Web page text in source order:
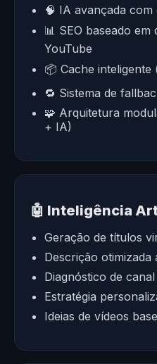
🧠 IA avançada
📊 SEO baseado em
YouTube
📦 Cache
🔁 Sistema de
🧩 Arquitetura
+ IA)
🤖 Inteligência
Geração de títulos
Descrição otimizada
Diagnóstico de
Estratégia
Ideias de vídeos